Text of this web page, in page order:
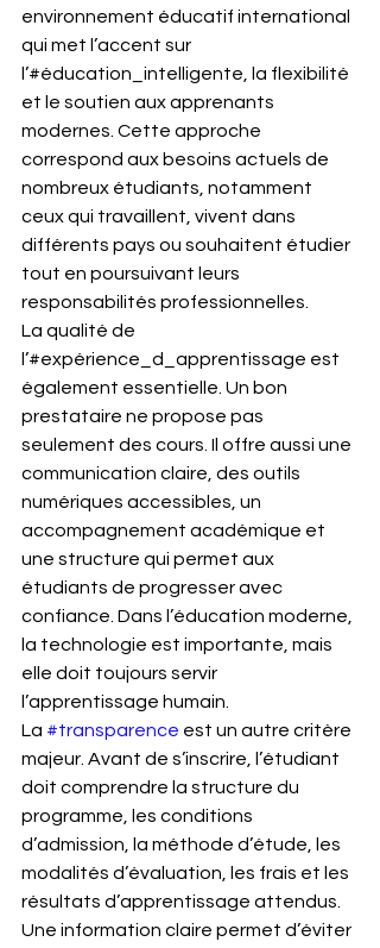
environnement éducatif international
qui met l’accent sur
l’#éducation_intelligente, la flexibilité
et le soutien aux apprenants
modernes. Cette approche
correspond aux besoins actuels de
nombreux étudiants, notamment
ceux qui travaillent, vivent dans
différents pays ou souhaitent étudier
tout en poursuivant leurs
responsabilités professionnelles.
La qualité de
l’#expérience_d_apprentissage est
également essentielle. Un bon
prestataire ne propose pas
seulement des cours. Il offre aussi une
communication claire, des outils
numériques accessibles, un
accompagnement académique et
une structure qui permet aux
étudiants de progresser avec
confiance. Dans l’éducation moderne,
la technologie est importante, mais
elle doit toujours servir
l’apprentissage humain.
La #transparence est un autre critère
majeur. Avant de s’inscrire, l’étudiant
doit comprendre la structure du
programme, les conditions
d’admission, la méthode d’étude, les
modalités d’évaluation, les frais et les
résultats d’apprentissage attendus.
Une information claire permet d’éviter